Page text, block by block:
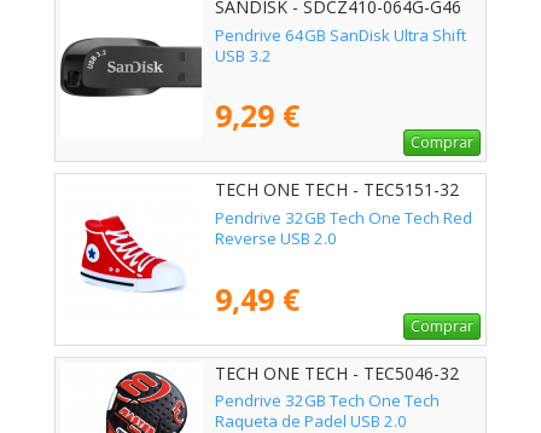
SANDISK - SDCZ410-064G-G46
Pendrive 64GB SanDisk Ultra Shift
USB 3.2
9,29 €
Comprar
TECH ONE TECH - TEC5151-32
Pendrive 32GB Tech One Tech Red
Reverse USB 2.0
9,49 €
Comprar
TECH ONE TECH - TEC5046-32
Pendrive 32GB Tech One Tech
Raqueta de Padel USB 2.0